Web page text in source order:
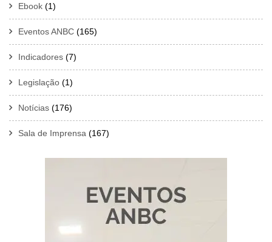
Ebook (1)
Eventos ANBC (165)
Indicadores (7)
Legislação (1)
Notícias (176)
Sala de Imprensa (167)